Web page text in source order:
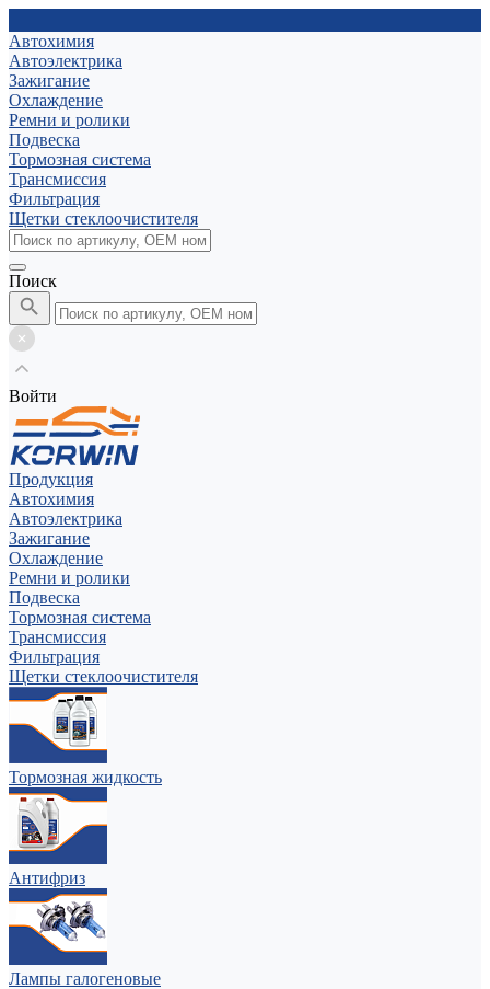
Автохимия
Автоэлектрика
Зажигание
Охлаждение
Ремни и ролики
Подвеска
Тормозная система
Трансмиссия
Фильтрация
Щетки стеклоочистителя
Поиск
Войти
Продукция
Автохимия
Автоэлектрика
Зажигание
Охлаждение
Ремни и ролики
Подвеска
Тормозная система
Трансмиссия
Фильтрация
Щетки стеклоочистителя
Тормозная жидкость
Антифриз
Лампы галогеновые